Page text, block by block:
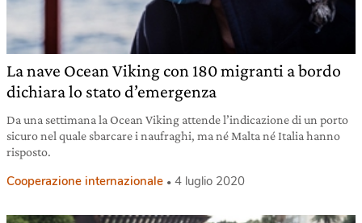
La nave Ocean Viking con 180 migranti a bordo
dichiara lo stato d’emergenza
Da una settimana la Ocean Viking attende l’indicazione di un porto
sicuro nel quale sbarcare i naufraghi, ma né Malta né Italia hanno
risposto.
Cooperazione internazionale 4 luglio 2020